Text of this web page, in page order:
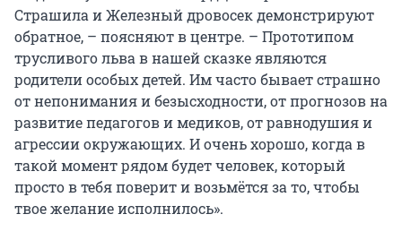
Страшила и Железный дровосек демонстрируют
обратное, – поясняют в центре. – Прототипом
трусливого льва в нашей сказке являются
родители особых детей. Им часто бывает страшно
от непонимания и безысходности, от прогнозов на
развитие педагогов и медиков, от равнодушия и
агрессии окружающих. И очень хорошо, когда в
такой момент рядом будет человек, который
просто в тебя поверит и возьмётся за то, чтобы
твое желание исполнилось».